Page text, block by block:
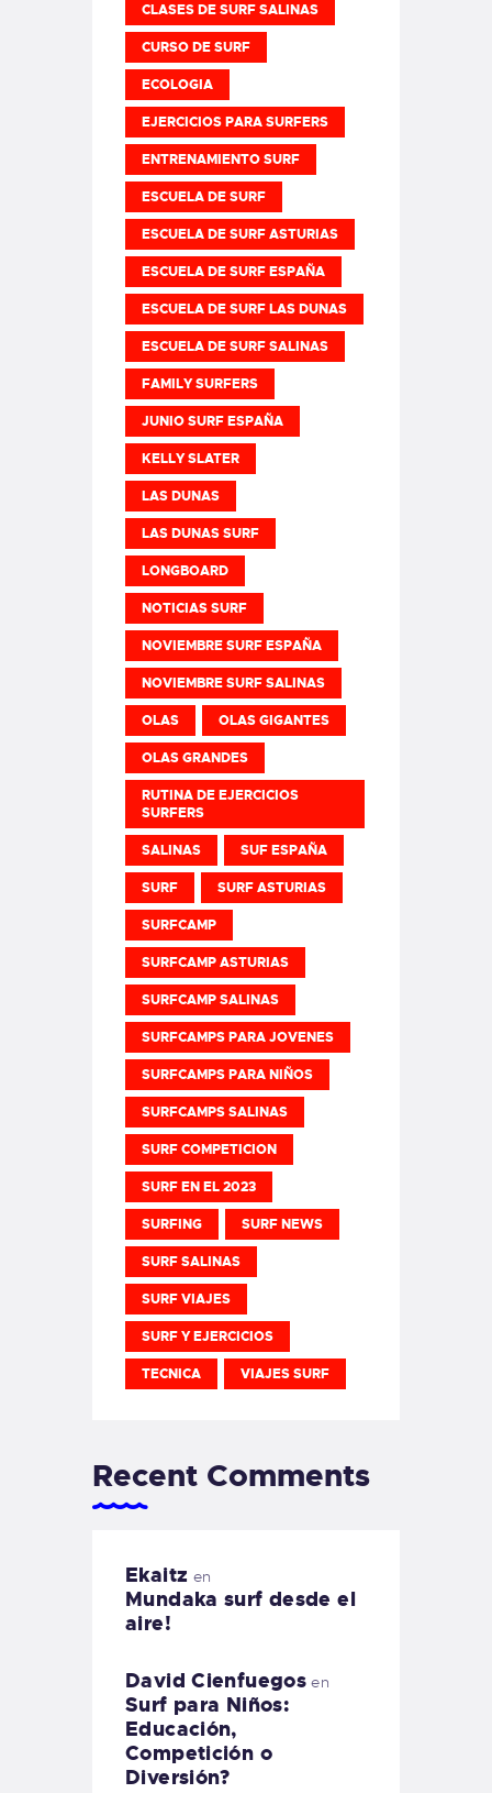
CLASES DE SURF SALINAS
CURSO DE SURF
ECOLOGIA
EJERCICIOS PARA SURFERS
ENTRENAMIENTO SURF
ESCUELA DE SURF
ESCUELA DE SURF ASTURIAS
ESCUELA DE SURF ESPAÑA
ESCUELA DE SURF LAS DUNAS
ESCUELA DE SURF SALINAS
FAMILY SURFERS
JUNIO SURF ESPAÑA
KELLY SLATER
LAS DUNAS
LAS DUNAS SURF
LONGBOARD
NOTICIAS SURF
NOVIEMBRE SURF ESPAÑA
NOVIEMBRE SURF SALINAS
OLAS OLAS GIGANTES
OLAS GRANDES
RUTINA DE EJERCICIOS
SURFERS
SALINAS SUF ESPAÑA
SURF SURF ASTURIAS
SURFCAMP
SURFCAMP ASTURIAS
SURFCAMP SALINAS
SURFCAMPS PARA JOVENES
SURFCAMPS PARA NIÑOS
SURFCAMPS SALINAS
SURF COMPETICION
SURF EN EL 2023
SURFING SURF NEWS
SURF SALINAS
SURF VIAJES
SURF Y EJERCICIOS
TECNICA VIAJES SURF
Recent Comments
Ekaitz en
Mundaka surf desde el
aire!
David Cienfuegos en
Surf para Niños:
Educación,
Competición o
Diversión?